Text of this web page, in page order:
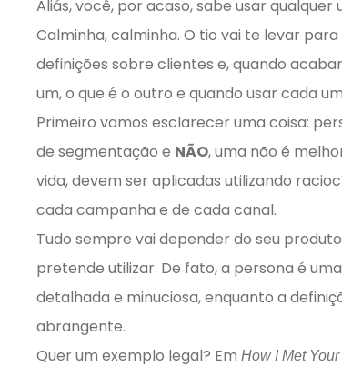
Aliás, você, por acaso, sabe usar qualquer
Calminha, calminha. O tio vai te levar
definições sobre clientes e, quando
um, o que é o outro e quando usar cada
Primeiro vamos esclarecer uma coisa:
de segmentação e NÃO, uma não é
vida, devem ser aplicadas utilizando
cada campanha e de cada canal.
Tudo sempre vai depender do seu
pretende utilizar. De fato, a persona é
detalhada e minuciosa, enquanto a
abrangente.
Quer um exemplo legal? Em How I Met